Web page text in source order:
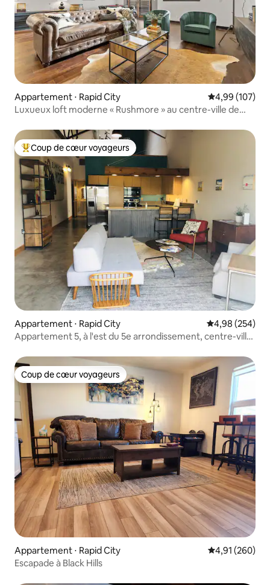
Appartement ⋅ Rapid City Évaluation
4,99 (107)
Luxueux loft moderne « Rushmore » au centre-ville de
Coups de cœur voyageurs les plus appréciés
Coup de cœur voyageurs
Appartement ⋅ Rapid City Évaluation
4,98 (254)
Appartement 5, à l'est du 5e arrondissement, centre-ville
Coup de cœur voyageurs
Coup de cœur voyageurs
Appartement ⋅ Rapid City Évaluation
4,91 (260)
Escapade à Black Hills